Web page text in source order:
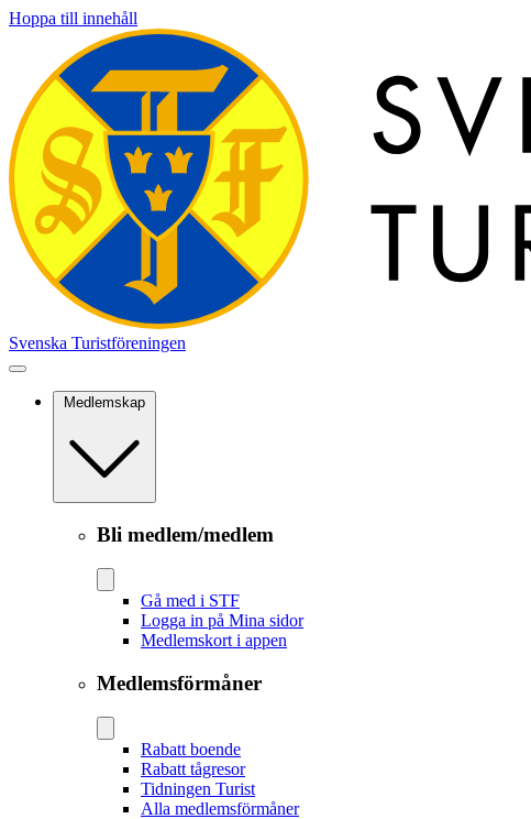
Hoppa till innehåll
Svenska Turistföreningen
Medlemskap
Bli medlem/medlem
Gå med i STF
Logga in på Mina sidor
Medlemskort i appen
Medlemsförmåner
Rabatt boende
Rabatt tågresor
Tidningen Turist
Alla medlemsförmåner